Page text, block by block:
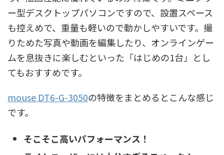
ー型デスクトップパソコンですので、設置スペース
も控えめで、重量も軽いので動かしやすいです。撮
りためた写真や動画を編集したり、オンラインゲー
ムを息抜きに楽しむといった「はじめの1台」とし
てもおすすめです。
mouse DT6-G-3050の特徴をまとめるとこんな感じ
です。
そこそこ高いパフォーマンス ！